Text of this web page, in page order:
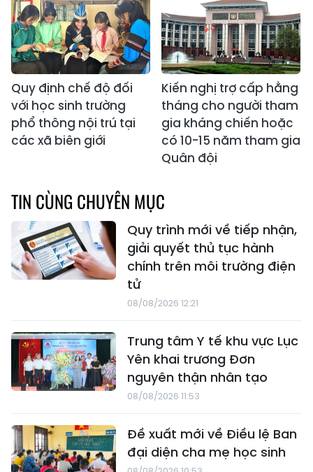
Quy định chế độ đối
với học sinh trường
phổ thông nội trú tại
các xã biên giới
Kiến nghị trợ cấp hằng
tháng cho người tham
gia kháng chiến hoặc
có 10-15 năm tham gia
Quân đội
TIN CÙNG CHUYÊN MỤC
Quy trình mới về tiếp nhận,
giải quyết thủ tục hành
chính trên môi trường điện
tử
08/08/2026 12:21
Trung tâm Y tế khu vực Lục
Yên khai trương Đơn
nguyên thận nhân tạo
08/08/2026 11:53
Đề xuất mới về Điều lệ Ban
đại diện cha mẹ học sinh